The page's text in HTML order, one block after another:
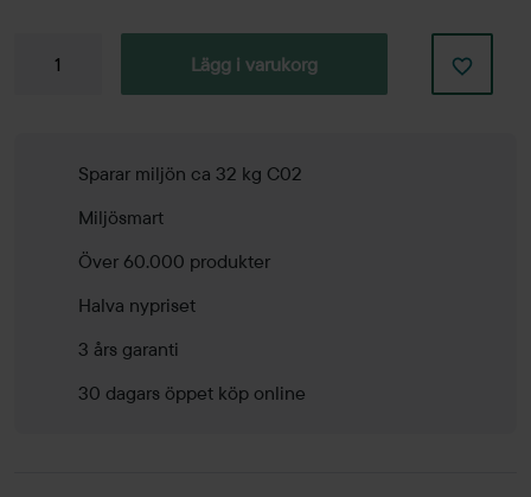
Konferensstol
Lägg i varukorg
Sparar miljön ca 32 kg C02
Miljösmart
Över 60.000 produkter
Halva nypriset
3 års garanti
30 dagars öppet köp online